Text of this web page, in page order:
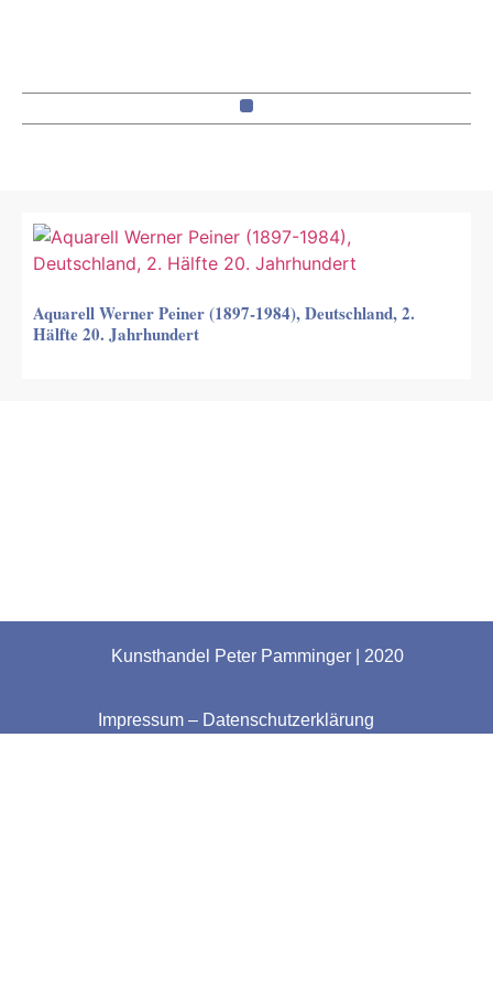
Aquarell Werner Peiner (1897-1984), Deutschland, 2.
Hälfte 20. Jahrhundert
Kunsthandel Peter Pamminger | 2020
Impressum– Datenschutzerklärung